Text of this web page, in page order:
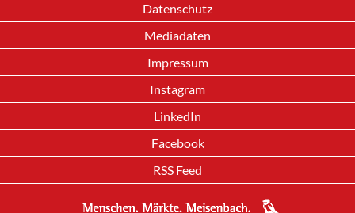
Datenschutz
Mediadaten
Impressum
Instagram
LinkedIn
Facebook
RSS Feed